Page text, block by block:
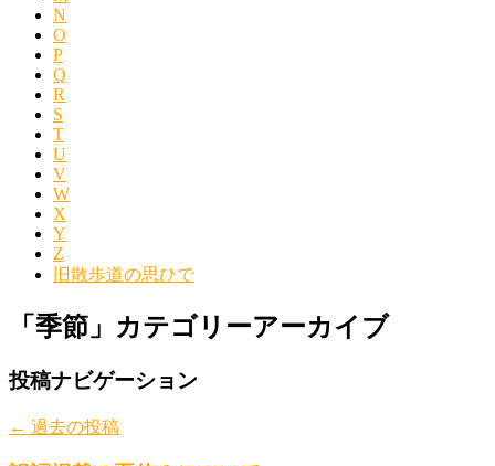
N
O
P
Q
R
S
T
U
V
W
X
Y
Z
旧散歩道の思ひで
「 季節 」カテゴリーアーカイブ
投稿ナビゲーション
← 過去の投稿